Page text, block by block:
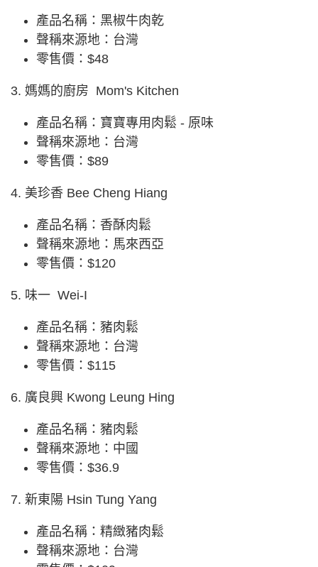
產品名稱：黑椒牛肉乾
聲稱來源地：台灣
零售價：$48
3. 媽媽的廚房 Mom's Kitchen
產品名稱：寶寶專用肉鬆 - 原味
聲稱來源地：台灣
零售價：$89
4. 美珍香 Bee Cheng Hiang
產品名稱：香酥肉鬆
聲稱來源地：馬來西亞
零售價：$120
5. 味一 Wei-I
產品名稱：豬肉鬆
聲稱來源地：台灣
零售價：$115
6. 廣良興 Kwong Leung Hing
產品名稱：豬肉鬆
聲稱來源地：中國
零售價：$36.9
7. 新東陽 Hsin Tung Yang
產品名稱：精緻豬肉鬆
聲稱來源地：台灣